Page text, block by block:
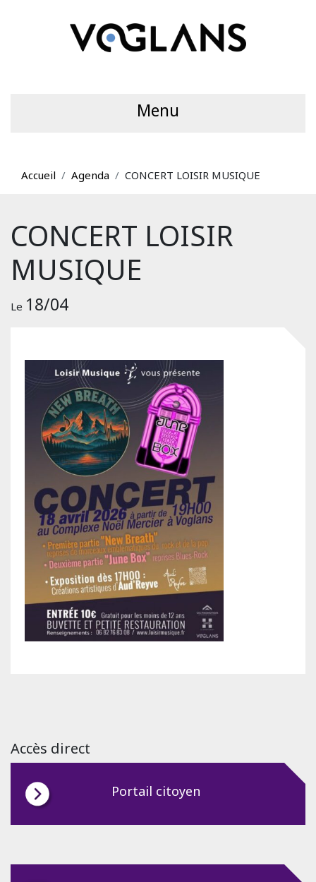
Menu
Accueil Agenda CONCERT LOISIR MUSIQUE
CONCERT LOISIR
MUSIQUE
Le 18/04
Accès direct
Portail citoyen